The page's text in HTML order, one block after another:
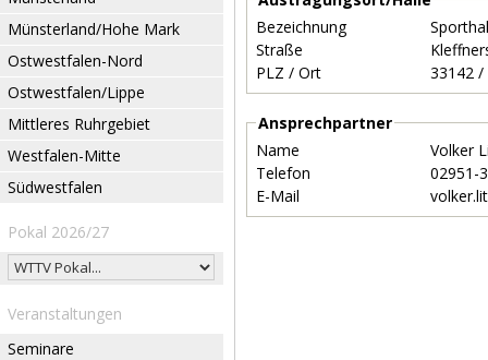
Münsterland/Hohe Mark
Ostwestfalen-Nord
Ostwestfalen/Lippe
Mittleres Ruhrgebiet
Westfalen-Mitte
Südwestfalen
Pokal 2026/27
Veranstaltungen
Seminare
Bezeichnung
Straße
PLZ / Ort
Ansprechpartner
Name
Volker
Telefon
02951-
E-Mail